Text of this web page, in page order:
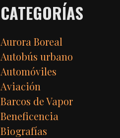
CATEGORÍAS
Aurora Boreal
Autobús urbano
Automóviles
Aviación
Barcos de Vapor
Beneficencia
Biografías